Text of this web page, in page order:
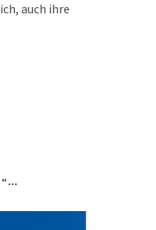
auch ihre